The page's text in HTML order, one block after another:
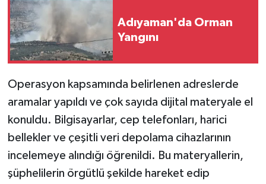
Adıyaman'da Orman
Yangını
Operasyon kapsamında belirlenen adreslerde
aramalar yapıldı ve çok sayıda dijital materyale el
konuldu. Bilgisayarlar, cep telefonları, harici
bellekler ve çeşitli veri depolama cihazlarının
incelemeye alındığı öğrenildi. Bu materyallerin,
şüphelilerin örgütlü şekilde hareket edip